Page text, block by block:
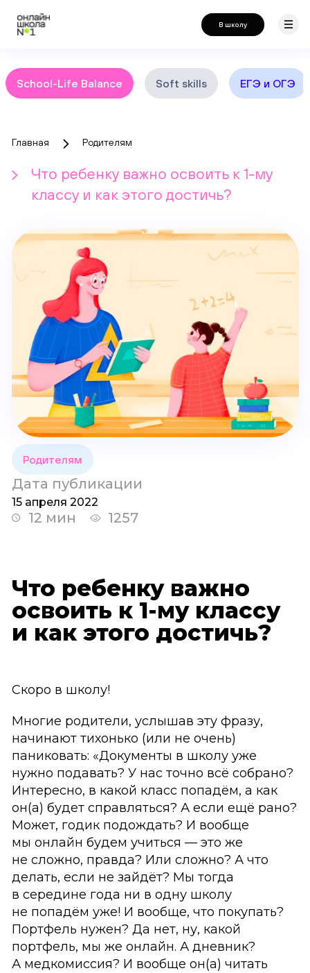
В школу
School-Life Balance Soft skills ЕГЭ и ОГЭ
Главная Родителям
Что ребенку важно освоить к 1-му
классу и как этого достичь?
Родителям
12 мин 1257
Дата публикации
15 апреля 2022
Что ребенку важно
освоить к 1-му классу
и как этого достичь?
Скоро в школу!
Многие родители, услышав эту фразу,
начинают тихонько (или не очень)
паниковать: «Документы в школу уже
нужно подавать? У нас точно всё собрано?
Интересно, в какой класс попадём, а как
он(а) будет справляться? А если ещё рано?
Может, годик подождать? И вообще
мы онлайн будем учиться — это же
не сложно, правда? Или сложно? А что
делать, если не зайдёт? Мы тогда
в середине года ни в одну школу
не попадём уже! И вообще, что покупать?
Портфель нужен? Да нет, ну, какой
портфель, мы же онлайн. А дневник?
А медкомиссия? И вообще он(а) читать